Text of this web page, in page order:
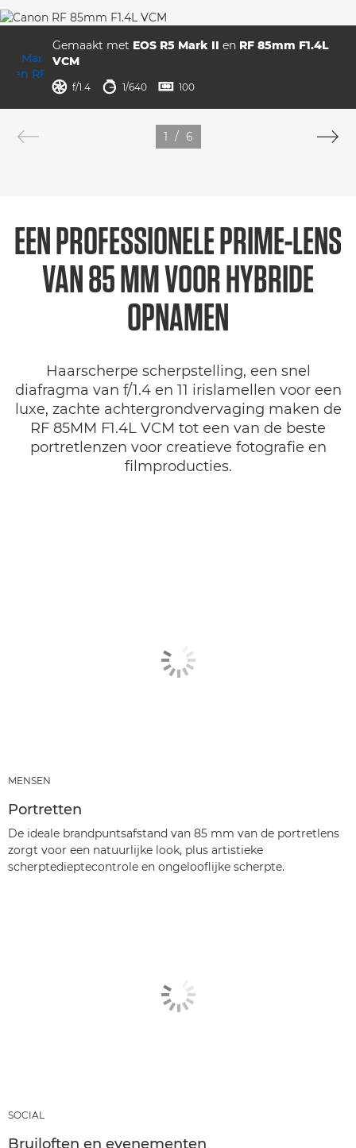
Gemaakt met EOS R5 Mark II en RF 85mm F1.4L
VCM
diafragma
 f/1.4 sluitertijd
 1/640 ISO
 100
1 / 6
EEN PROFESSIONELE PRIME-LENS
VAN 85 MM VOOR HYBRIDE
OPNAMEN
Haarscherpe scherpstelling, een snel
diafragma van f/1.4 en 11 irislamellen voor een
luxe, zachte achtergrondvervaging maken de
RF 85MM F1.4L VCM tot een van de beste
portretlenzen voor creatieve fotografie en
filmproducties.
MENSEN
Portretten
De ideale brandpuntsafstand van 85 mm van de portretlens
zorgt voor een natuurlijke look, plus artistieke
scherptedieptecontrole en ongelooflijke scherpte.
SOCIAL
Bruiloften en evenementen